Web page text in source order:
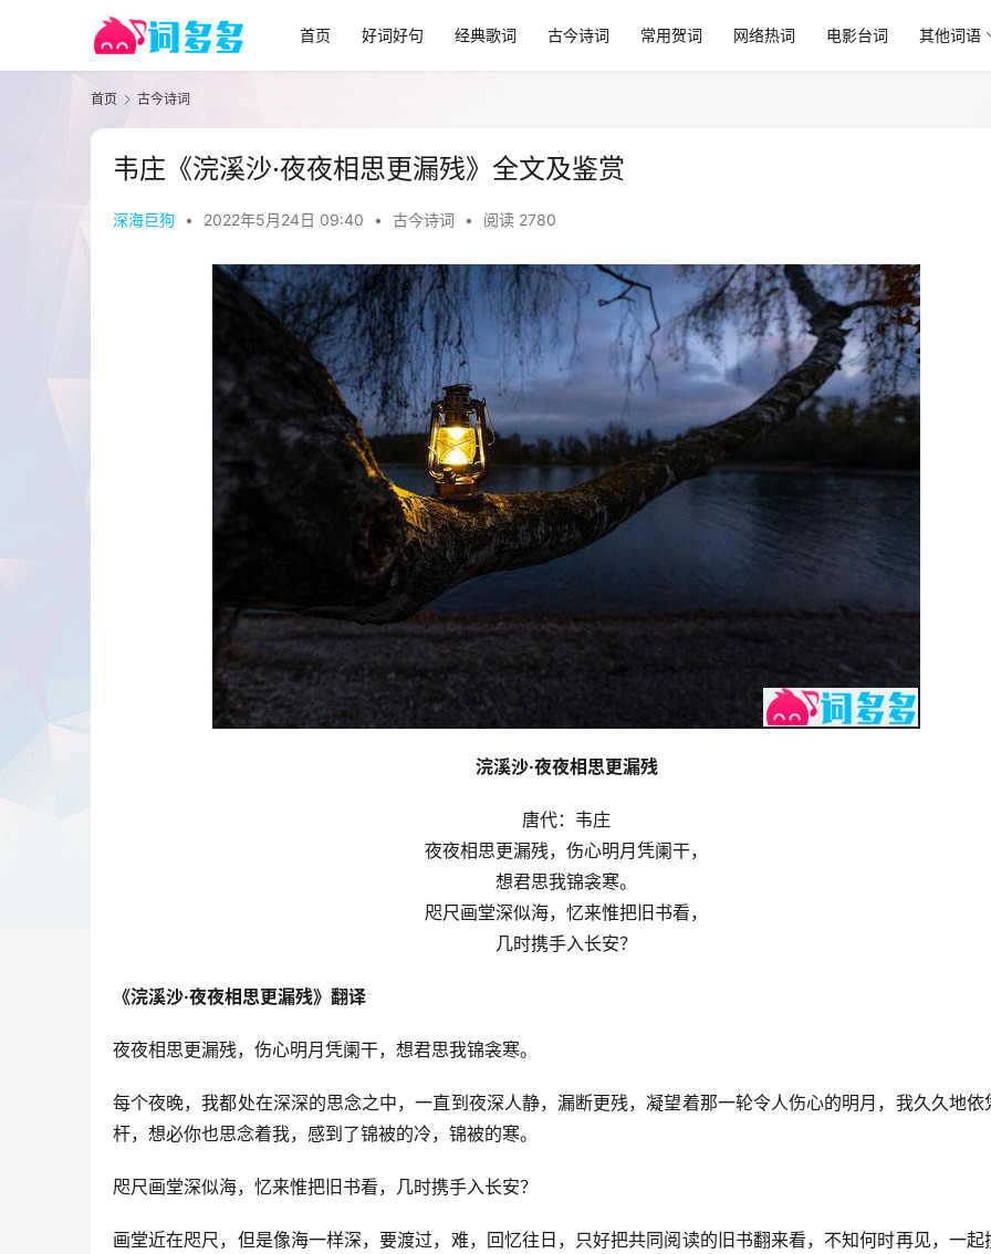
首页 好词好句 经典歌词 古今诗词 常用贺词 网络热词 电影台词 其他词语
首页 古今诗词
韦庄《浣溪沙·夜夜相思更漏残》全文及鉴赏
深海巨狗 • 2022年5月24日 09:40 • 古今诗词 • 阅读 2780
浣溪沙·夜夜相思更漏残
唐代：韦庄
夜夜相思更漏残，伤心明月凭阑干，
想君思我锦衾寒。
咫尺画堂深似海，忆来惟把旧书看，
几时携手入长安？
《浣溪沙·夜夜相思更漏残》翻译
夜夜相思更漏残，伤心明月凭阑干，想君思我锦衾寒。
每个夜晚，我都处在深深的思念之中，一直到夜深人静，漏断更残，凝望着那一轮令人伤心的明月，我久久地依
杆，想必你也思念着我，感到了锦被的冷，锦被的寒。
咫尺画堂深似海，忆来惟把旧书看，几时携手入长安？
画堂近在咫尺，但是像海一样深，要渡过，难，回忆往日，只好把共同阅读的旧书翻来看，不知何时再见，一起